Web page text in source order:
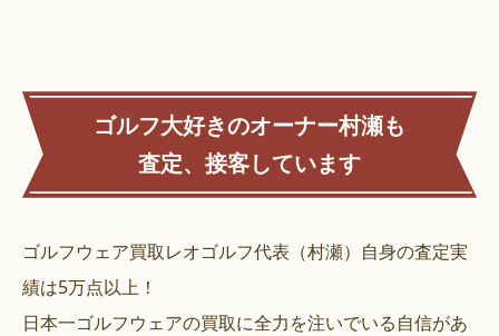
ゴルフ大好きのオーナー村瀬も
査定、接客しています
ゴルフウェア買取レオゴルフ代表（村瀬）自身の査定実
績は5万点以上！
日本一ゴルフウェアの買取に全力を注いでいる自信があ